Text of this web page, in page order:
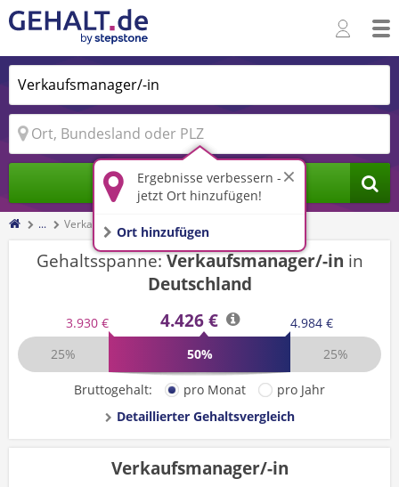
Ergebnisse verbessern -
jetzt Ort hinzufügen!
Ort hinzufügen
Jobs finden
... Verkaufsmanager/-in
Gehaltsspanne:Verkaufsmanager/-in in
Deutschland
3.930 € 4.426 €
4.984 €
25%
50% 25%
Bruttogehalt: pro Monat
pro Jahr
Detaillierter Gehaltsvergleich
Verkaufsmanager/-in